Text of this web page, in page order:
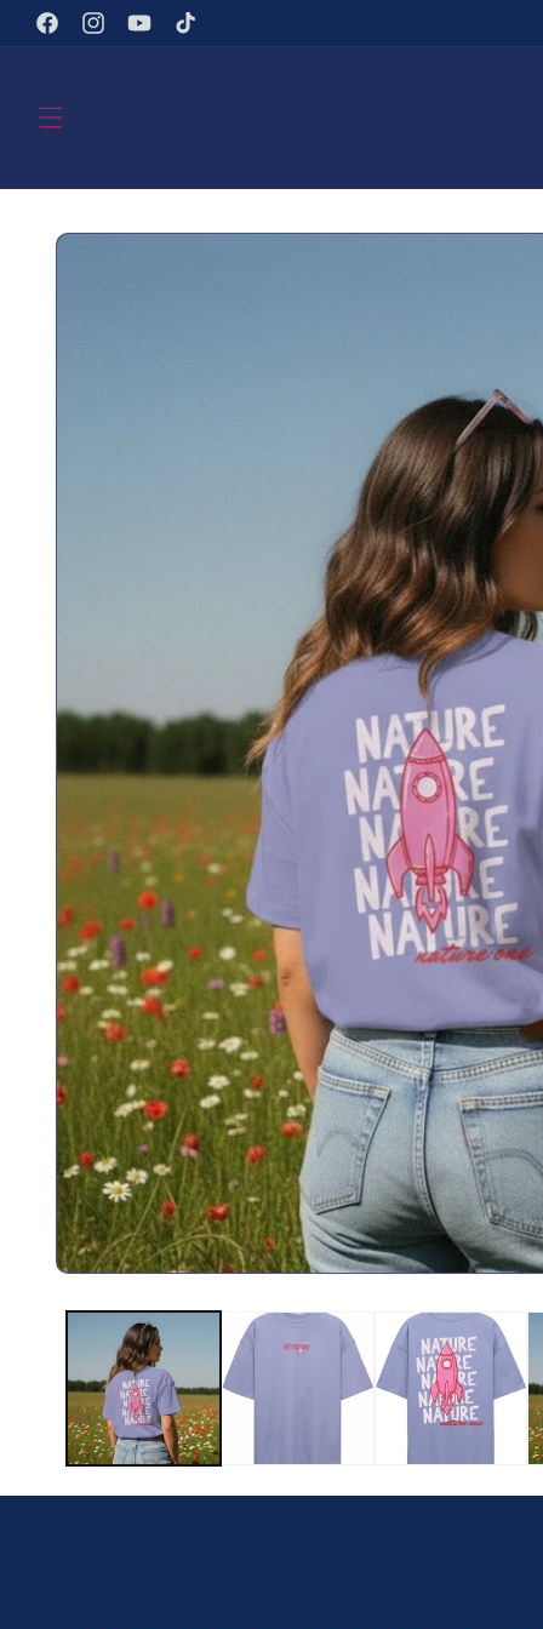
zum
FacebookInstagramYouTubeTikTok
Zu